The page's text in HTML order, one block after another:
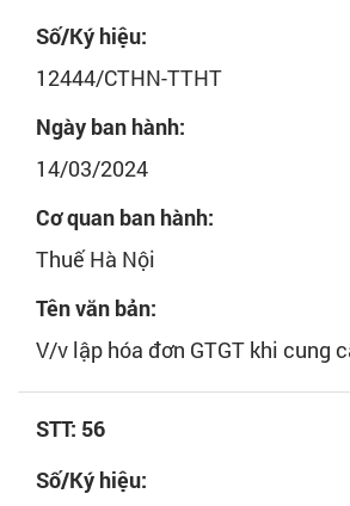
Số/Ký hiệu:
12444/CTHN-TTHT
Ngày ban hành:
14/03/2024
Cơ quan ban hành:
Thuế Hà Nội
Tên văn bản:
V/v lập hóa đơn GTGT khi cung
STT: 56
Số/Ký hiệu: